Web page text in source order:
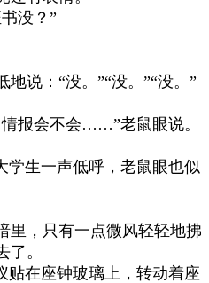
没？ ”
地说： “没。 ”“没。 ”“没。 ”
报会不会……”老鼠眼说。
学生一声低呼，老鼠眼也似
里，只有一点微风轻轻地拂
。
贴在座钟玻璃上，转动着座